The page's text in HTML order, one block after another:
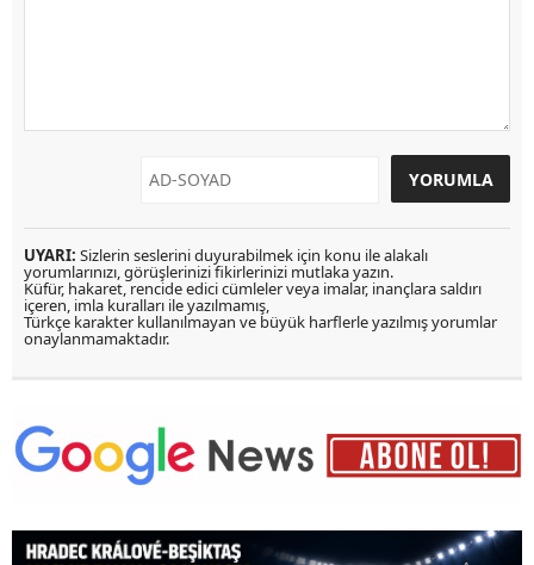
UYARI: Sizlerin seslerini duyurabilmek için konu ile alakalı
yorumlarınızı, görüşlerinizi fikirlerinizi mutlaka yazın.
Küfür, hakaret, rencide edici cümleler veya imalar, inançlara saldırı
içeren, imla kuralları ile yazılmamış,
Türkçe karakter kullanılmayan ve büyük harflerle yazılmış yorumlar
onaylanmamaktadır.